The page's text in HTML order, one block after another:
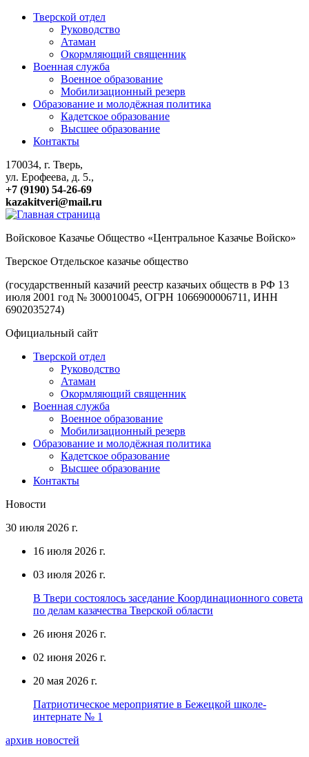
Тверской отдел
Руководство
Атаман
Окормляющий священник
Военная служба
Военное образование
Мобилизационный резерв
Образование и молодёжная политика
Кадетское образование
Высшее образование
Контакты
170034, г. Тверь,
ул. Ерофеева, д. 5.,
+7 (9190) 54-26-69
kazakitveri@mail.ru
Войсковое Казачье Общество «Центральное Казачье Войско»
Тверское Отдельское казачье общество
(государственный казачий реестр казачьих обществ в РФ 13
июля 2001 год № 300010045, ОГРН 1066900006711, ИНН
6902035274)
Официальный сайт
Тверской отдел
Руководство
Атаман
Окормляющий священник
Военная служба
Военное образование
Мобилизационный резерв
Образование и молодёжная политика
Кадетское образование
Высшее образование
Контакты
Новости
30 июля 2026 г.
16 июля 2026 г.
03 июля 2026 г.
В Твери состоялось заседание Координационного совета
по делам казачества Тверской области
26 июня 2026 г.
02 июня 2026 г.
20 мая 2026 г.
Патриотическое мероприятие в Бежецкой школе-
интернате № 1
архив новостей